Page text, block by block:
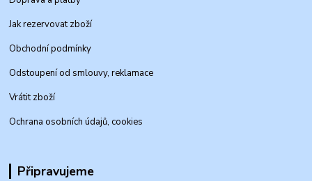
Jak rezervovat zboží
Obchodní podmínky
Odstoupení od smlouvy, reklamace
Vrátit zboží
Ochrana osobních údajů, cookies
Připravujeme